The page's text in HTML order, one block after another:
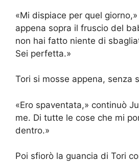
«Mi dispiace per quel
appena sopra il fruscio del
non hai fatto niente di
Sei perfetta.»
Tori si mosse appena, senza
«Ero spaventata,» continuò
me. Di tutte le cose che mi
dentro.»
Poi sfiorò la guancia di Tori